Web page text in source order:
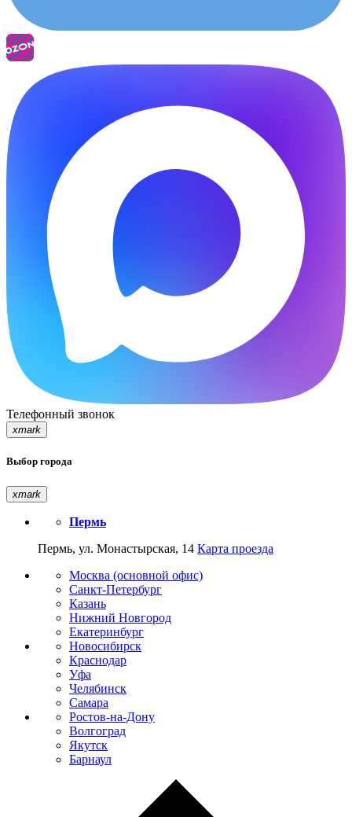
Телефонный звонок
xmark
Выбор города
xmark
Пермь
Пермь, ул. Монастырская, 14 Карта проезда
Москва (основной офис)
Санкт-Петербург
Казань
Нижний Новгород
Екатеринбург
Новосибирск
Краснодар
Уфа
Челябинск
Самара
Ростов-на-Дону
Волгоград
Якутск
Барнаул